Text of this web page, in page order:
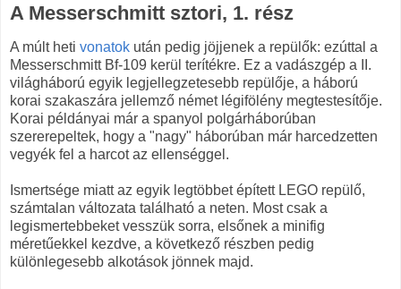
A Messerschmitt sztori, 1. rész
A múlt heti vonatok után pedig jöjjenek a repülők: ezúttal a
Messerschmitt Bf-109 kerül terítékre. Ez a vadászgép a II.
világháború egyik legjellegzetesebb repülője, a háború
korai szakaszára jellemző német légifölény megtestesítője.
Korai példányai már a spanyol polgárháborúban
szererepeltek, hogy a "nagy" háborúban már harcedzetten
vegyék fel a harcot az ellenséggel.
Ismertsége miatt az egyik legtöbbet épített LEGO repülő,
számtalan változata található a neten. Most csak a
legismertebbeket vesszük sorra, elsőnek a minifig
méretűekkel kezdve, a következő részben pedig
különlegesebb alkotások jönnek majd.